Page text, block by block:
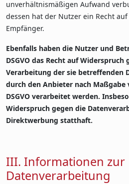
unverhältnismäßigen Aufwand
dessen hat der Nutzer ein Recht
Empfänger.
Ebenfalls haben die Nutzer und
DSGVO das Recht auf
Verarbeitung der sie betreffenden
durch den Anbieter nach
DSGVO verarbeitet werden.
Widerspruch gegen die
Direktwerbung statthaft.
III. Informationen zur
Datenverarbeitung